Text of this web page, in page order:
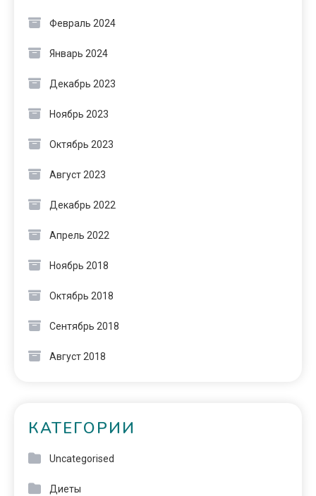
Февраль 2024
Январь 2024
Декабрь 2023
Ноябрь 2023
Октябрь 2023
Август 2023
Декабрь 2022
Апрель 2022
Ноябрь 2018
Октябрь 2018
Сентябрь 2018
Август 2018
КАТЕГОРИИ
Uncategorised
Диеты